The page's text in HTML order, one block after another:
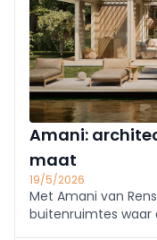
Amani:
maat
19/5/2026
Met Amani van
buitenruimtes